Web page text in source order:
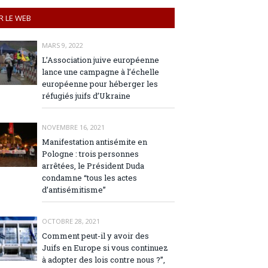
LE WEB
MARS 9, 2022
L’Association juive européenne
lance une campagne à l’échelle
européenne pour héberger les
réfugiés juifs d’Ukraine
NOVEMBRE 16, 2021
Manifestation antisémite en
Pologne : trois personnes
arrêtées, le Président Duda
condamne “tous les actes
d’antisémitisme”
OCTOBRE 28, 2021
Comment peut-il y avoir des
Juifs en Europe si vous continuez
à adopter des lois contre nous ?”,